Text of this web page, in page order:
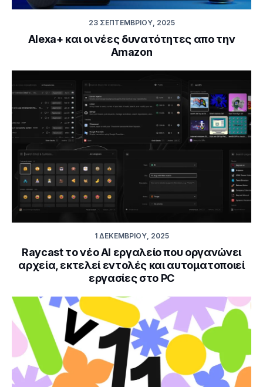
23 ΣΕΠΤΕΜΒΡΊΟΥ, 2025
Alexa+ και οι νέες δυνατότητες απο την
Amazon
1 ΔΕΚΕΜΒΡΊΟΥ, 2025
Raycast το νέο AI εργαλείο που οργανώνει
αρχεία, εκτελεί εντολές και αυτοματοποιεί
εργασίες στο PC